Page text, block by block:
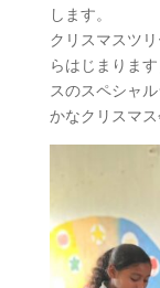
します。
クリスマスツ
らはじまりま
スのスペシャ
かなクリスマ